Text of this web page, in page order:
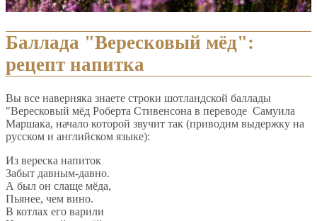
Баллада "Вересковый мёд":
рецепт напитка
Вы все наверняка знаете строки шотландской баллады
"Вересковый мёд Роберта Стивенсона в переводе Самуила
Маршака, начало которой звучит так (приводим выдержку на
русском и английском языке):
Из вереска напиток
Забыт давным-давно.
А был он слаще мёда,
Пьянее, чем вино.
В котлах его варили